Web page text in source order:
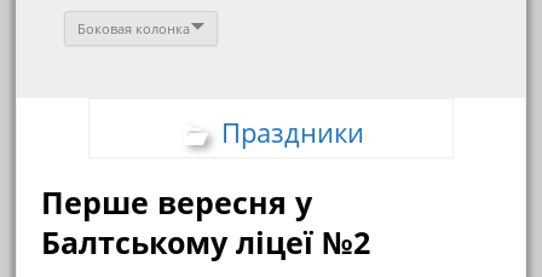
Боковая колонка
Праздники
Перше вересня у
Балтському ліцеї №2